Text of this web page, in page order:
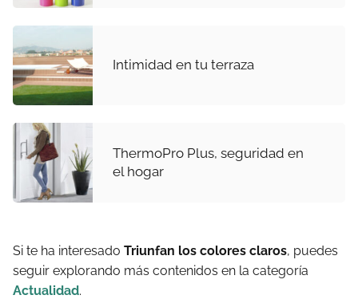
Intimidad en tu terraza
ThermoPro Plus, seguridad en
el hogar
Si te ha interesado Triunfan los colores claros, puedes
seguir explorando más contenidos en la categoría
Actualidad.